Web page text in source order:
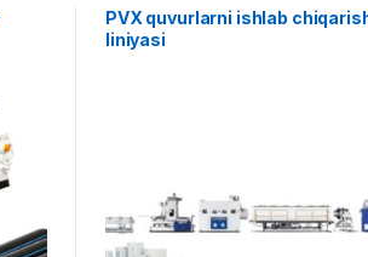
PVX quvurlarni ishlab
liniyasi